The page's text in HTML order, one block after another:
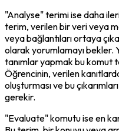
"Analyse" terimi ise daha
terim, verilen bir veri veya
veya bağlantıları ortaya
olarak yorumlamayı bekler.
tanımlar yapmak bu komut
Öğrencinin, verilen
oluşturması ve bu
gerekir.
"Evaluate" komutu ise en